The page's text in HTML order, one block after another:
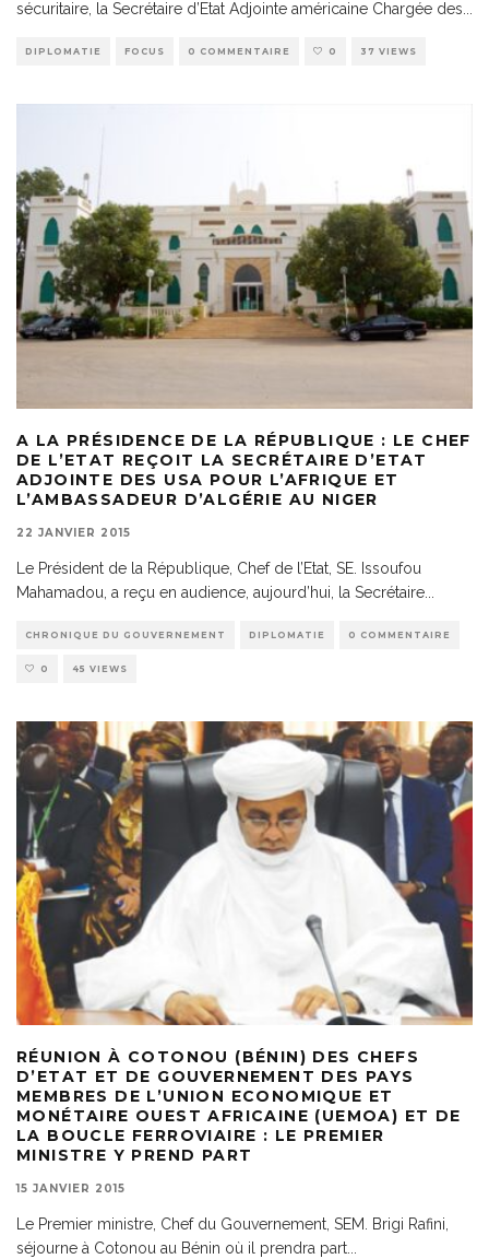
sécuritaire, la Secrétaire d’Etat Adjointe américaine Chargée des
DIPLOMATIE FOCUS 0 COMMENTAIRE 0 37 VIEWS
A LA PRÉSIDENCE DE LA RÉPUBLIQUE : LE CHEF
DE L’ETAT REÇOIT LA SECRÉTAIRE D’ETAT
ADJOINTE DES USA POUR L’AFRIQUE ET
L’AMBASSADEUR D’ALGÉRIE AU NIGER
22 JANVIER 2015
Le Président de la République, Chef de l’Etat, SE. Issoufou
Mahamadou, a reçu en audience, aujourd’hui, la Secrétaire
CHRONIQUE DU GOUVERNEMENT DIPLOMATIE 0 COMMENTAIRE
0 45 VIEWS
RÉUNION À COTONOU (BÉNIN) DES CHEFS
D’ETAT ET DE GOUVERNEMENT DES PAYS
MEMBRES DE L’UNION ECONOMIQUE ET
MONÉTAIRE OUEST AFRICAINE (UEMOA) ET DE
LA BOUCLE FERROVIAIRE : LE PREMIER
MINISTRE Y PREND PART
15 JANVIER 2015
Le Premier ministre, Chef du Gouvernement, SEM. Brigi Rafini,
séjourne à Cotonou au Bénin où il prendra part...